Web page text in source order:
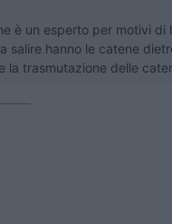
è un esperto per motivi
salire hanno le catene
la trasmutazione delle